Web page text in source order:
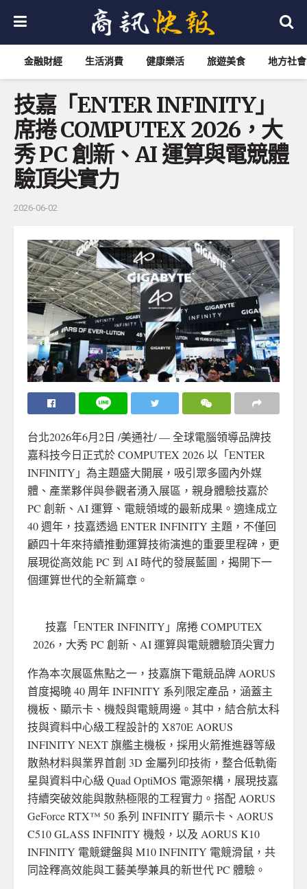
金融財經 生活消費 健康樂活 旅遊美食 地方社會
技嘉「ENTER INFINITY」
席捲 COMPUTEX 2026，大
秀 PC 創新、AI 運算與電競體
驗頂尖實力
2026-06-02
台北2026年6月2日 /美通社/ — 全球電腦領導品牌技
嘉科技今日正式於 COMPUTEX 2026 以「ENTER
INFINITY」為主題盛大開展，吸引眾多國內外媒
體、產業夥伴與參觀者湧入展區，親身體驗技嘉於
PC 創新、AI 運算、電競領域的最新成果。適逢成立
40 週年，技嘉透過 ENTER INFINITY 主題，不僅回
顧四十年來持續推動運算技術演進的重要里程碑，更
展現從高效能 PC 到 AI 時代的發展藍圖，揭開下一
個運算世代的全新篇章。
技嘉「ENTER INFINITY」席捲 COMPUTEX
2026，大秀 PC 創新、AI 運算與電競體驗頂尖實力
作為本次展區焦點之一，技嘉旗下電競品牌 AORUS
首度揭曉 40 周年 INFINITY 系列限定產品，涵蓋主
機板、顯示卡、機殼與電競周邊。其中， 結合航太科
技與資料中心級工程設計的 X870E AORUS
INFINITY NEXT旗艦主機板， 採用火箭推進器等級
散熱材料與業界首創 3D 金屬列印技術 ， 整合低軌衛
星與資料中心級 Quad OptiMOS 電源架構，展現技嘉
持續突破效能與散熱極限的工程實力。搭配 AORUS
GeForce RTX™ 50 系列 INFINITY 顯示卡、AORUS
C510 GLASS INFINITY 機殼，以及 AORUS K10
INFINITY 電競鍵盤與 M10 INFINITY 電競滑鼠，共
同詮釋高效能與工藝美學兼具的新世代 PC 體驗。